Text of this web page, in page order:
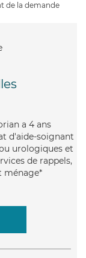
de la demande
a 4 ans
d'aide-soignant
urologiques et
de rappels,
ménage*